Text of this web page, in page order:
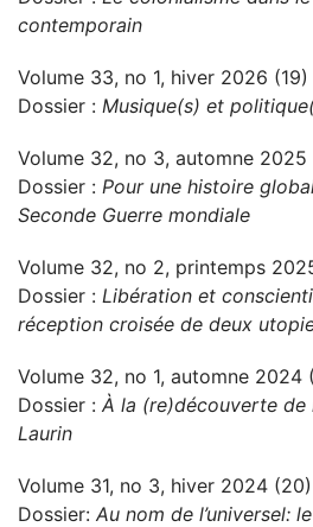
contemporain
Volume 33, no 1, hiver 2026 (19)
Dossier : Musique(s) et
Volume 32, no 3, automne 2025
Dossier : Pour une histoire
Seconde Guerre mondiale
Volume 32, no 2, printemps
Dossier : Libération et
réception croisée de deux
Volume 32, no 1, automne 2024
Dossier : À la (re)découverte de
Laurin
Volume 31, no 3, hiver 2024 (20)
Dossier: Au nom de l’universel: